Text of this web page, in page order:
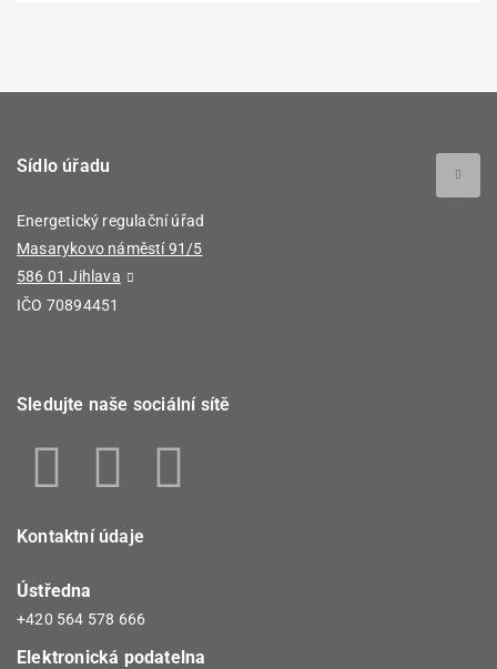
Sídlo úřadu
Energetický regulační úřad
Masarykovo náměstí 91/5
586 01 Jihlava
IČO 70894451
Sledujte naše sociální sítě
Kontaktní údaje
Ústředna
+420 564 578 666
Elektronická podatelna